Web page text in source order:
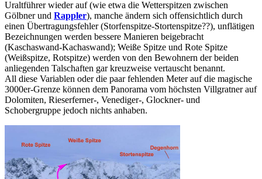
Uraltführer wieder auf (wie etwa die Wetterspitzen zwischen
Gölbner und Rappler), manche ändern sich offensichtlich durch
einen Übertragungsfehler (Storfenspitze-Stortenspitze??), unflätigen
Bezeichnungen werden bessere Manieren beigebracht
(Kaschaswand-Kachaswand); Weiße Spitze und Rote Spitze
(Weißspitze, Rotspitze) werden von den Bewohnern der beiden
anliegenden Talschaften gar kreuzweise vertauscht benannt.
All diese Variablen oder die paar fehlenden Meter auf die magische
3000er-Grenze können dem Panorama vom höchsten Villgratner auf
Dolomiten, Rieserferner-, Venediger-, Glockner- und
Schobergruppe jedoch nichts anhaben.